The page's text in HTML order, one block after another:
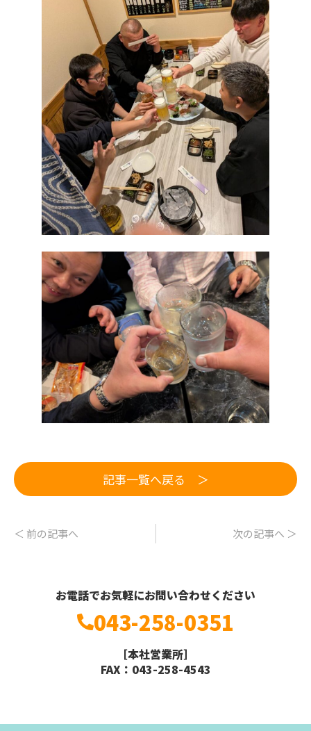
記事一覧へ戻る ＞
＜ 前の記事へ 次の記事へ ＞
お電話でお気軽にお問い合わせください
043-258-0351
［本社営業所］
FAX：043-258-4543